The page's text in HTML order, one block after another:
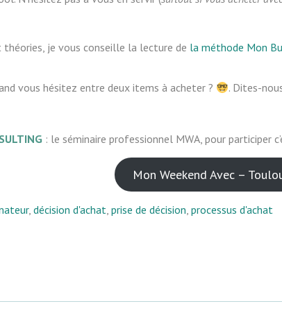
je vous conseille la lecture de la méthode Mon
vous hésitez entre deux items à acheter ?
. Dites-
: le séminaire professionnel MWA, pour participer
Mon Weekend Avec –
, décision d'achat, prise de décision, processus d'achat